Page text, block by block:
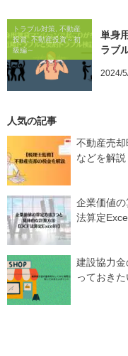
トラブル対策, 不動産
投資, 不動産投資～初
級編～
単身
ラブ
2024/
不動産売
などを解説
企業価値
法算定
建設協力
っておき
人気の記事